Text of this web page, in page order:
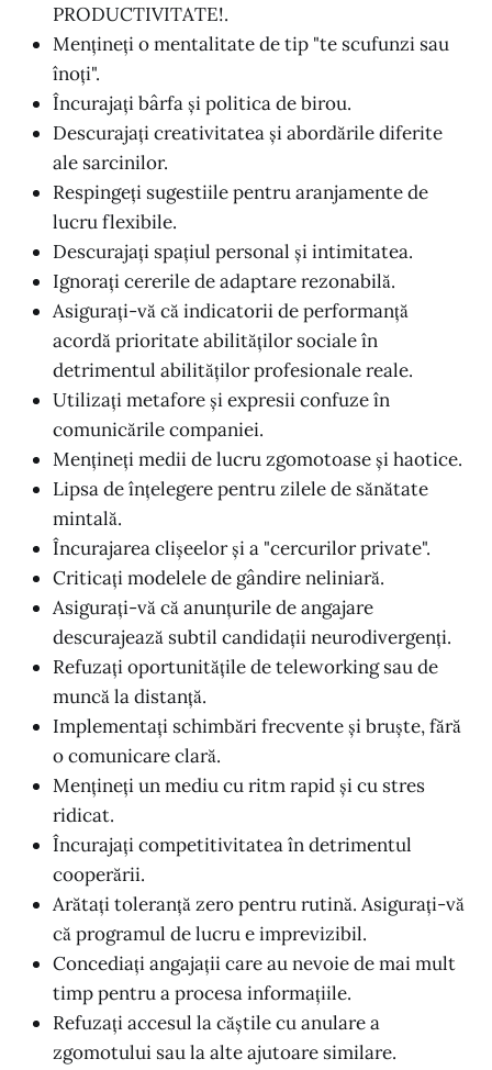
PRODUCTIVITATE!.
Mențineți o mentalitate de tip "te scufunzi sau
înoți".
Încurajați bârfa și politica de birou.
Descurajați creativitatea și abordările diferite
ale sarcinilor.
Respingeți sugestiile pentru aranjamente de
lucru flexibile.
Descurajați spațiul personal și intimitatea.
Ignorați cererile de adaptare rezonabilă.
Asigurați-vă că indicatorii de performanță
acordă prioritate abilităților sociale în
detrimentul abilităților profesionale reale.
Utilizați metafore și expresii confuze în
comunicările companiei.
Mențineți medii de lucru zgomotoase și haotice.
Lipsa de înțelegere pentru zilele de sănătate
mintală.
Încurajarea clișeelor și a "cercurilor private".
Criticați modelele de gândire neliniară.
Asigurați-vă că anunțurile de angajare
descurajează subtil candidații neurodivergenți.
Refuzați oportunitățile de teleworking sau de
muncă la distanță.
Implementați schimbări frecvente și bruște, fără
o comunicare clară.
Mențineți un mediu cu ritm rapid și cu stres
ridicat.
Încurajați competitivitatea în detrimentul
cooperării.
Arătați toleranță zero pentru rutină. Asigurați-vă
că programul de lucru e imprevizibil.
Concediați angajații care au nevoie de mai mult
timp pentru a procesa informațiile.
Refuzați accesul la căștile cu anulare a
zgomotului sau la alte ajutoare similare.